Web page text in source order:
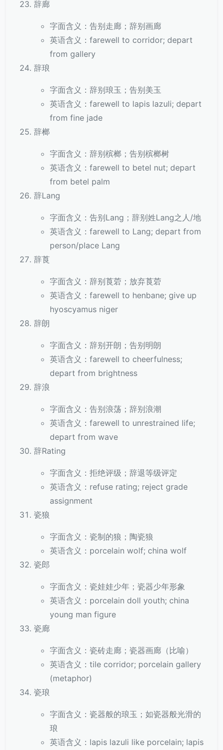
辞廊
字面含义：告别走廊；辞别画廊
英语含义：farewell to corridor; depart
from gallery
辞琅
字面含义：辞别琅玉；告别美玉
英语含义：farewell to lapis lazuli; depart
from fine jade
辞榔
字面含义：辞别槟榔；告别槟榔树
英语含义：farewell to betel nut; depart
from betel palm
辞Lang
字面含义：告别Lang；辞别姓Lang之人/地
英语含义：farewell to Lang; depart from
person/place Lang
辞莨
字面含义：辞别莨菪；放弃莨菪
英语含义：farewell to henbane; give up
hyoscyamus niger
辞朗
字面含义：辞别开朗；告别明朗
英语含义：farewell to cheerfulness;
depart from brightness
辞浪
字面含义：告别浪荡；辞别浪潮
英语含义：farewell to unrestrained life;
depart from wave
辞Rating
字面含义：拒绝评级；辞退等级评定
英语含义：refuse rating; reject grade
assignment
瓷狼
字面含义：瓷制的狼；陶瓷狼
英语含义：porcelain wolf; china wolf
瓷郎
字面含义：瓷娃娃少年；瓷器少年形象
英语含义：porcelain doll youth; china
young man figure
瓷廊
字面含义：瓷砖走廊；瓷器画廊（比喻）
英语含义：tile corridor; porcelain gallery
(metaphor)
瓷琅
字面含义：瓷器般的琅玉；如瓷器般光滑的
琅
英语含义：lapis lazuli like porcelain; lapis